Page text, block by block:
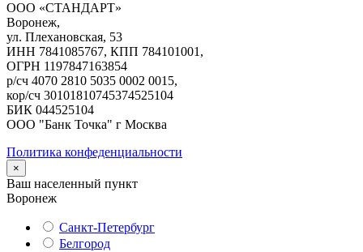
ООО «СТАНДАРТ»
Воронеж,
ул. Плехановская, 53
ИНН 7841085767, КПП 784101001,
ОГРН 1197847163854
р/сч 4070 2810 5035 0002 0015,
кор/сч 30101810745374525104
БИК 044525104
ООО "Банк Точка" г Москва
Политика конфеденциальности
×
Ваш населенный пункт
Воронеж
Санкт-Петербург
Белгород